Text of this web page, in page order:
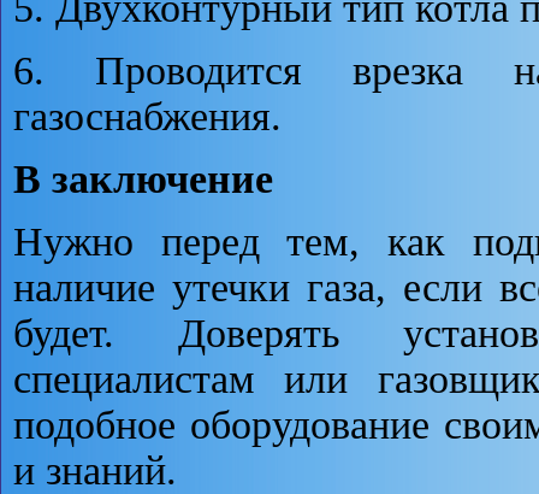
6. Проводится врезка
газоснабжения.
В заключение
Нужно перед тем, как
наличие утечки газа, если
будет. Доверять
специалистам или
подобное оборудование
и знаний.